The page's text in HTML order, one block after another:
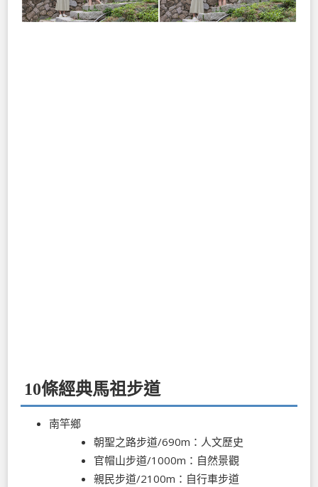
10條經典馬祖步道
南竿鄉
朝聖之路步道/690m：人文歷史
官帽山步道/1000m：自然景觀
親民步道/2100m：自行車步道